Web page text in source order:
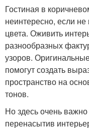
Гостиная в
неинтересно, если
цвета. Оживить
разнообразных
узоров.
помогут создать
пространство на
тонов.
Но здесь очень
перенасытив